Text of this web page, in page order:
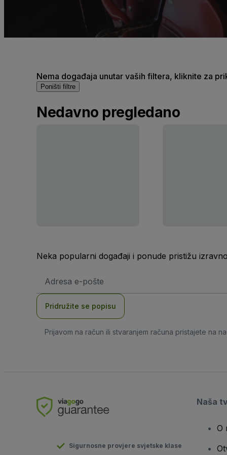
Nema događaja unutar vaših filtera, kliknite za
Poništi filtre
Nedavno pregledano
Neka popularni događaji i ponude pristižu
mail
Pridružite se popisu
Prijavom na račun ili stvaranjem računa pristajete na
Sigurnosne provjere svjetske klase
Naša
O